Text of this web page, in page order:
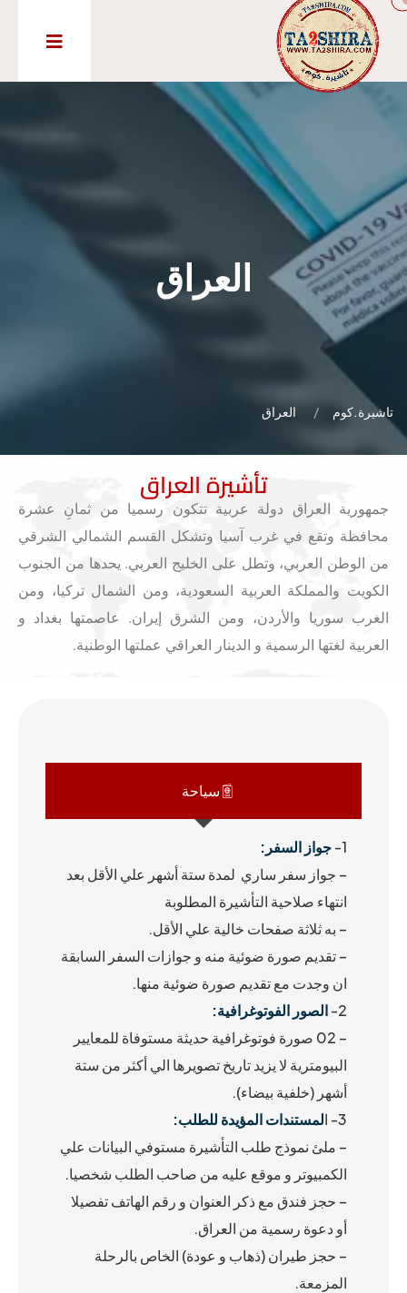
العراق
تاشيرة.كوم العراق
تأشيرة العراق
جمهورية العراق‏ دولة عربية تتكون رسميا من ثمانِ عشرة
محافظة وتقع في غرب آسيا وتشكل القسم الشمالي الشرقي
من الوطن العربي، وتطل على الخليج العربي. يحدها من الجنوب
الكويت والمملكة العربية السعودية، ومن الشمال تركيا، ومن
الغرب سوريا والأردن، ومن الشرق إيران. عاصمتها بغداد و
العربية لغتها الرسمية و الدينار العراقي عملتها الوطنية.
سياحة
1- جواز السفر:
– جواز سفر ساري لمدة ستة أشهر علي الأقل بعد
انتهاء صلاحية التأشيرة المطلوبة
– به ثلاثة صفحات خالية علي الأقل.
– تقديم صورة ضوئية منه و جوازات السفر السابقة
ان وجدت مع تقديم صورة ضوئية منها.
2- الصور الفوتوغرافية:
– 02 صورة فوتوغرافية حديثة مستوفاة للمعايير
البيومترية لا يزيد تاريخ تصويرها الي أكثر من ستة
أشهر (خلفية بيضاء).
3- ا
لمستندات المؤيدة للطلب:
– ملئ نموذج طلب التأشيرة مستوفي البيانات علي
الكمبيوتر و موقع عليه من صاحب الطلب شخصيا.
– حجز فندق مع ذكر العنوان و رقم الهاتف تفصيلا
أو دعوة رسمية من العراق.
– حجز طيران (ذهاب و عودة) الخاص بالرحلة
المزمعة.